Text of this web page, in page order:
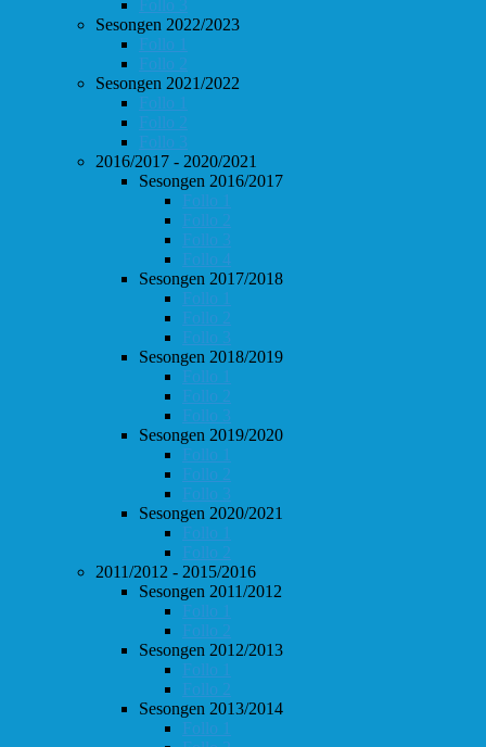
Follo 3
Sesongen 2022/2023
Follo 1
Follo 2
Sesongen 2021/2022
Follo 1
Follo 2
Follo 3
2016/2017 - 2020/2021
Sesongen 2016/2017
Follo 1
Follo 2
Follo 3
Follo 4
Sesongen 2017/2018
Follo 1
Follo 2
Follo 3
Sesongen 2018/2019
Follo 1
Follo 2
Follo 3
Sesongen 2019/2020
Follo 1
Follo 2
Follo 3
Sesongen 2020/2021
Follo 1
Follo 2
2011/2012 - 2015/2016
Sesongen 2011/2012
Follo 1
Follo 2
Sesongen 2012/2013
Follo 1
Follo 2
Sesongen 2013/2014
Follo 1